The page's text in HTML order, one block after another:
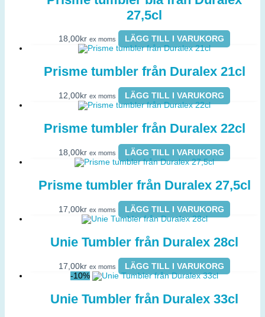
27,5cl
18,00kr ex moms LÄGG TILL I VARUKORG
Prisme tumbler från Duralex 21cl
12,00kr ex moms LÄGG TILL I VARUKORG
Prisme tumbler från Duralex 22cl
18,00kr ex moms LÄGG TILL I VARUKORG
Prisme tumbler från Duralex 27,5cl
17,00kr ex moms LÄGG TILL I VARUKORG
Unie Tumbler från Duralex 28cl
17,00kr ex moms
LÄGG TILL I VARUKORG
-10%
Unie Tumbler från Duralex 33cl